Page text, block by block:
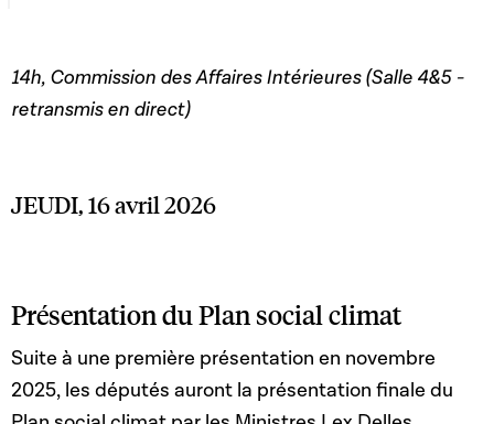
14h, Commission des Affaires Intérieures (Salle 4&5 -
retransmis en direct)
JEUDI, 16 avril 2026
Présentation du Plan social climat
Suite à une première présentation en novembre
2025, les députés auront la présentation finale du